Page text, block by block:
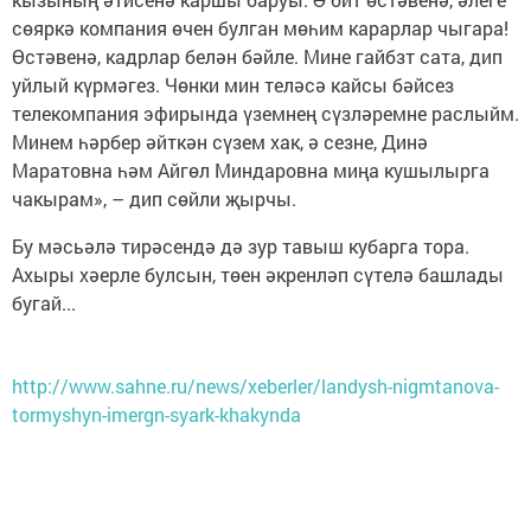
сөяркә компания өчен булган мөһим карарлар чыгара!
Өстәвенә, кадрлар белән бәйле. Мине гайбзт сата, дип
уйлый күрмәгез. Чөнки мин теләсә кайсы бәйсез
телекомпания эфирында үземнең сүзләремне раслыйм.
Минем һәрбер әйткән сүзем хак, ә сезне, Динә
Маратовна һәм Айгөл Миндаровна миңа кушылырга
чакырам», – дип сөйли җырчы.
Бу мәсьәлә тирәсендә дә зур тавыш кубарга тора.
Ахыры хәерле булсын, төен әкренләп сүтелә башлады
бугай...
http://www.sahne.ru/news/xeberler/landysh-nigmtanova-
tormyshyn-imergn-syark-khakynda